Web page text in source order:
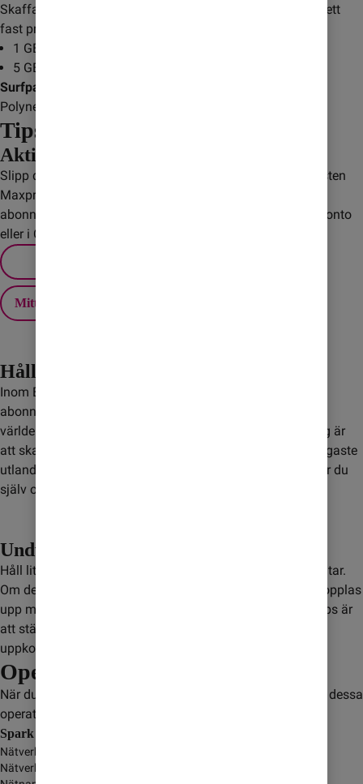
Skaffa ett surfpaket när du reser i Oceanien och surfa till ett
fast pris i upp till sju dygn.
1 GB för 195 kr: skicka
5 GB för 345 kr: skicka
Surfpaketet gäller i följande länder:
Polynesien, Nya Zeeland.
Tips! Undvik onödiga kostnader
Aktivera Maxpris
Slipp dyra överraskningar när du är utomlands! Med tjänsten
Maxpris sätter du själv ett tak för extra kostnader på
abonnemanget. Du ställer enkelt in ditt Maxpris via Mitt konto
eller i Comviq-appen.
Mitt konto
Håll koll på roaming
Inom EU/EES ingår fri utlandssurf för de flesta av våra
abonnemang och kontantkort, men det gäller inte i övriga
världen. Ett bra sätt att slippa höga kostnader för roaming är
att skaffa ett Surfpaket. Med paketen får du Sveriges billigaste
utlandssurf till ett fast pris. När surfmängden är slut väljer du
själv om du vill köpa mer.
Undvik satellitsamtal
Håll lite extra koll när du använder mobilen på flyg och båtar.
Om det inte finns en mobilmast i närheten kan mobilen kopplas
upp mot en satellit. Det kan leda till extra kostnader. Ett tips är
att stänga av dataanvändning för att inte riskera ofrivillig
uppkoppling.
Operatörer
När du är i Nya Zeeland så kopplas du upp mot någon av dessa
operatörer:
Spark New Zealand
Nätverksnamn
Nätverkstyp